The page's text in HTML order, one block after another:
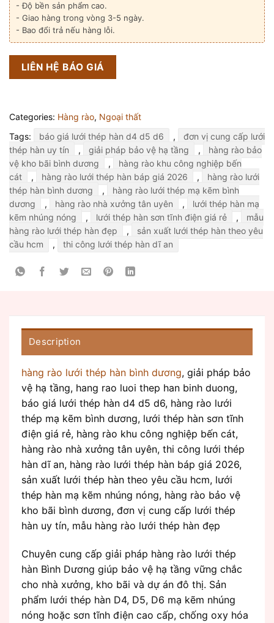
- Độ bền sản phẩm cao.
- Giao hàng trong vòng 3-5 ngày.
- Bao đổi trả nếu hàng lỗi.
LIÊN HỆ BÁO GIÁ
Categories: Hàng rào, Ngoại thất
Tags:
báo giá lưới thép hàn d4 d5 d6 ,
đơn vị cung cấp lưới
thép hàn uy tín
, giải pháp bảo vệ hạ tầng ,
hàng rào bảo
vệ kho bãi bình dương
,
hàng rào khu công nghiệp bến
cát
, hàng rào lưới thép hàn báp giá 2026 ,
hàng rào lưới
thép hàn bình dương
,
hàng rào lưới thép mạ kẽm bình
dương
, hàng rào nhà xưởng tân uyên ,
lưới thép hàn mạ
kẽm nhúng nóng
, lưới thép hàn sơn tĩnh điện giá rẻ ,
mẫu
hàng rào lưới thép hàn đẹp
,
sản xuất lưới thép hàn theo yêu
cầu hcm
, thi công lưới thép hàn dĩ an
Description
hàng rào lưới thép hàn bình dương, giải pháp bảo
vệ hạ tầng, hang rao luoi thep han binh duong,
báo giá lưới thép hàn d4 d5 d6, hàng rào lưới
thép mạ kẽm bình dương, lưới thép hàn sơn tĩnh
điện giá rẻ, hàng rào khu công nghiệp bến cát,
hàng rào nhà xưởng tân uyên, thi công lưới thép
hàn dĩ an, hàng rào lưới thép hàn báp giá 2026,
sản xuất lưới thép hàn theo yêu cầu hcm, lưới
thép hàn mạ kẽm nhúng nóng, hàng rào bảo vệ
kho bãi bình dương, đơn vị cung cấp lưới thép
hàn uy tín, mẫu hàng rào lưới thép hàn đẹp
Chuyên cung cấp giải pháp hàng rào lưới thép
hàn Bình Dương giúp bảo vệ hạ tầng vững chắc
cho nhà xưởng, kho bãi và dự án đô thị. Sản
phẩm lưới thép hàn D4, D5, D6 mạ kẽm nhúng
nóng hoặc sơn tĩnh điện cao cấp, chống oxy hóa